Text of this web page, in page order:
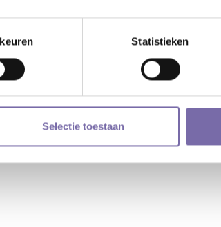
Statistieken
Selectie toestaan
SWV VO De
in de klas: relaties tussen